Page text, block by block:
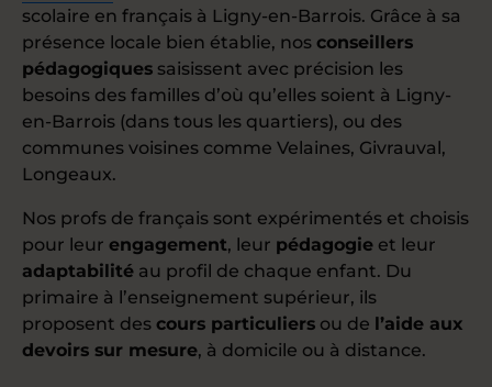
scolaire en français à Ligny-en-Barrois. Grâce à sa
présence locale bien établie, nos conseillers
pédagogiques saisissent avec précision les
besoins des familles d’où qu’elles soient à Ligny-
en-Barrois (dans tous les quartiers), ou des
communes voisines comme Velaines, Givrauval,
Longeaux.
Nos profs de français sont expérimentés et choisis
pour leur engagement, leur pédagogie et leur
adaptabilité au profil de chaque enfant. Du
primaire à l’enseignement supérieur, ils
proposent des cours particuliers ou de l’aide aux
devoirs sur mesure, à domicile ou à distance.